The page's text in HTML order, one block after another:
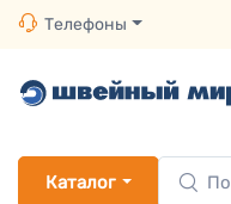
Телефоны
Каталог